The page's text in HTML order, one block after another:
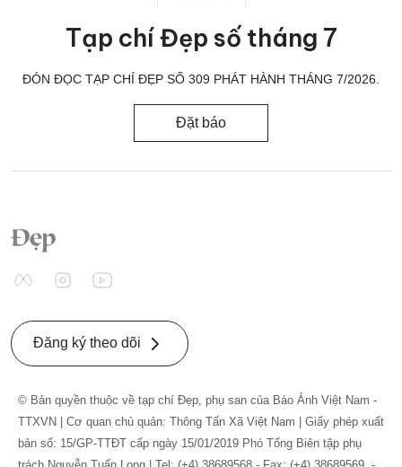
Tạp chí Đẹp số tháng 7
ĐÓN ĐỌC TẠP CHÍ ĐẸP SỐ 309 PHÁT HÀNH THÁNG 7/2026.
Đặt báo
Đăng ký theo dõi
© Bản quyền thuộc về tạp chí Đẹp, phụ san của Báo Ảnh Việt Nam -
TTXVN | Cơ quan chủ quản: Thông Tấn Xã Việt Nam | Giấy phép xuất
bản số: 15/GP-TTĐT cấp ngày 15/01/2019 Phó Tổng Biên tập phụ